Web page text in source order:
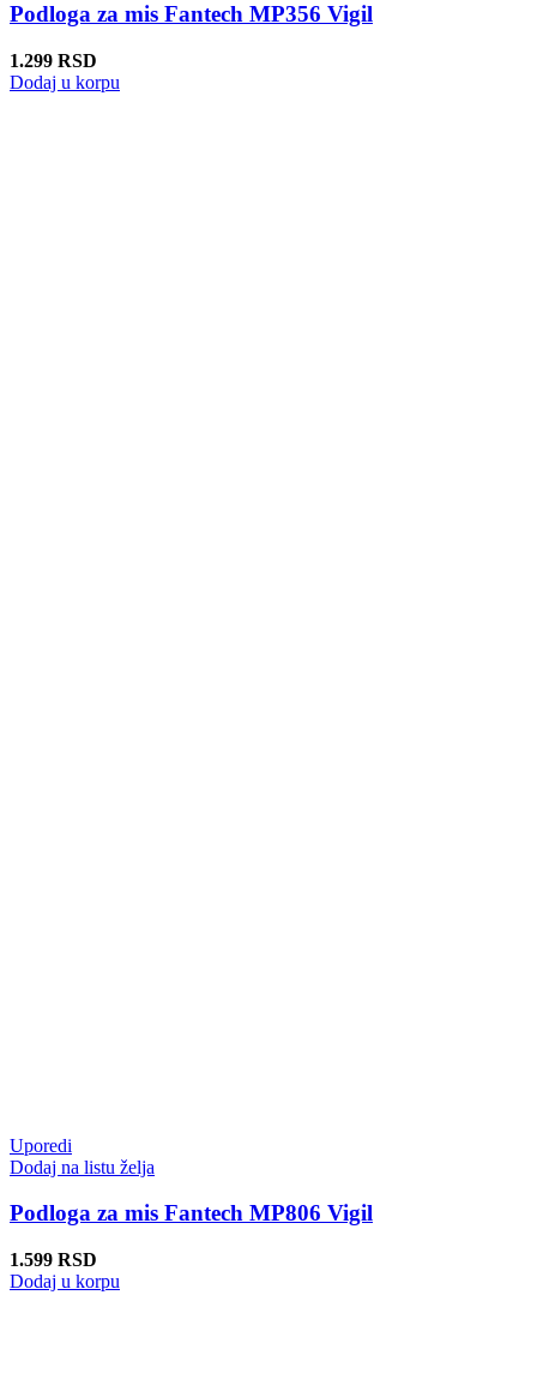
Podloga za mis Fantech MP356 Vigil
1.299 RSD
Dodaj u korpu
Uporedi
Dodaj na listu želja
Podloga za mis Fantech MP806 Vigil
1.599 RSD
Dodaj u korpu